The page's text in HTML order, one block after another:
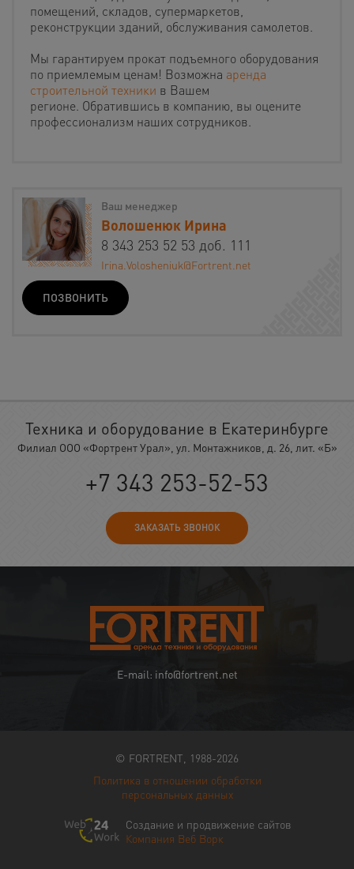
помещений, складов, супермаркетов,
реконструкции зданий, обслуживания самолетов.
Мы гарантируем прокат подъемного оборудования
по приемлемым ценам! Возможна аренда
строительной техники в Вашем
регионе. Обратившись в компанию, вы оцените
профессионализм наших сотрудников.
Ваш менеджер
Волошенюк Ирина
8 343 253 52 53 доб. 111
Irina.Volosheniuk@Fortrent.net
ПОЗВОНИТЬ
Техника и оборудование в Екатеринбурге
Филиал ООО «Фортрент Урал», ул. Монтажников, д. 26, лит. «Б»
+7 343 253-52-53
ЗАКАЗАТЬ ЗВОНОК
E-mail: info@fortrent.net
© FORTRENT, 1988-2026
Политика в отношении обработки
персональных данных
Создание и продвижение сайтов
Компания Веб Ворк